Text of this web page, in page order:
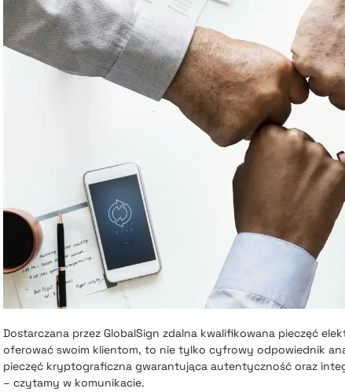
Dostarczana przez GlobalSign zdalna kwalifikowana pieczęć
oferować swoim klientom, to nie tylko cyfrowy odpowiednik
pieczęć kryptograficzna gwarantująca autentyczność oraz
– czytamy w komunikacie.